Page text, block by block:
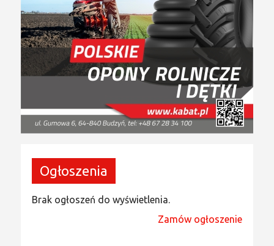
Ogłoszenia
Brak ogłoszeń do wyświetlenia.
Zamów ogłoszenie